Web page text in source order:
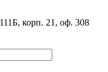
корп. 21, оф. 308